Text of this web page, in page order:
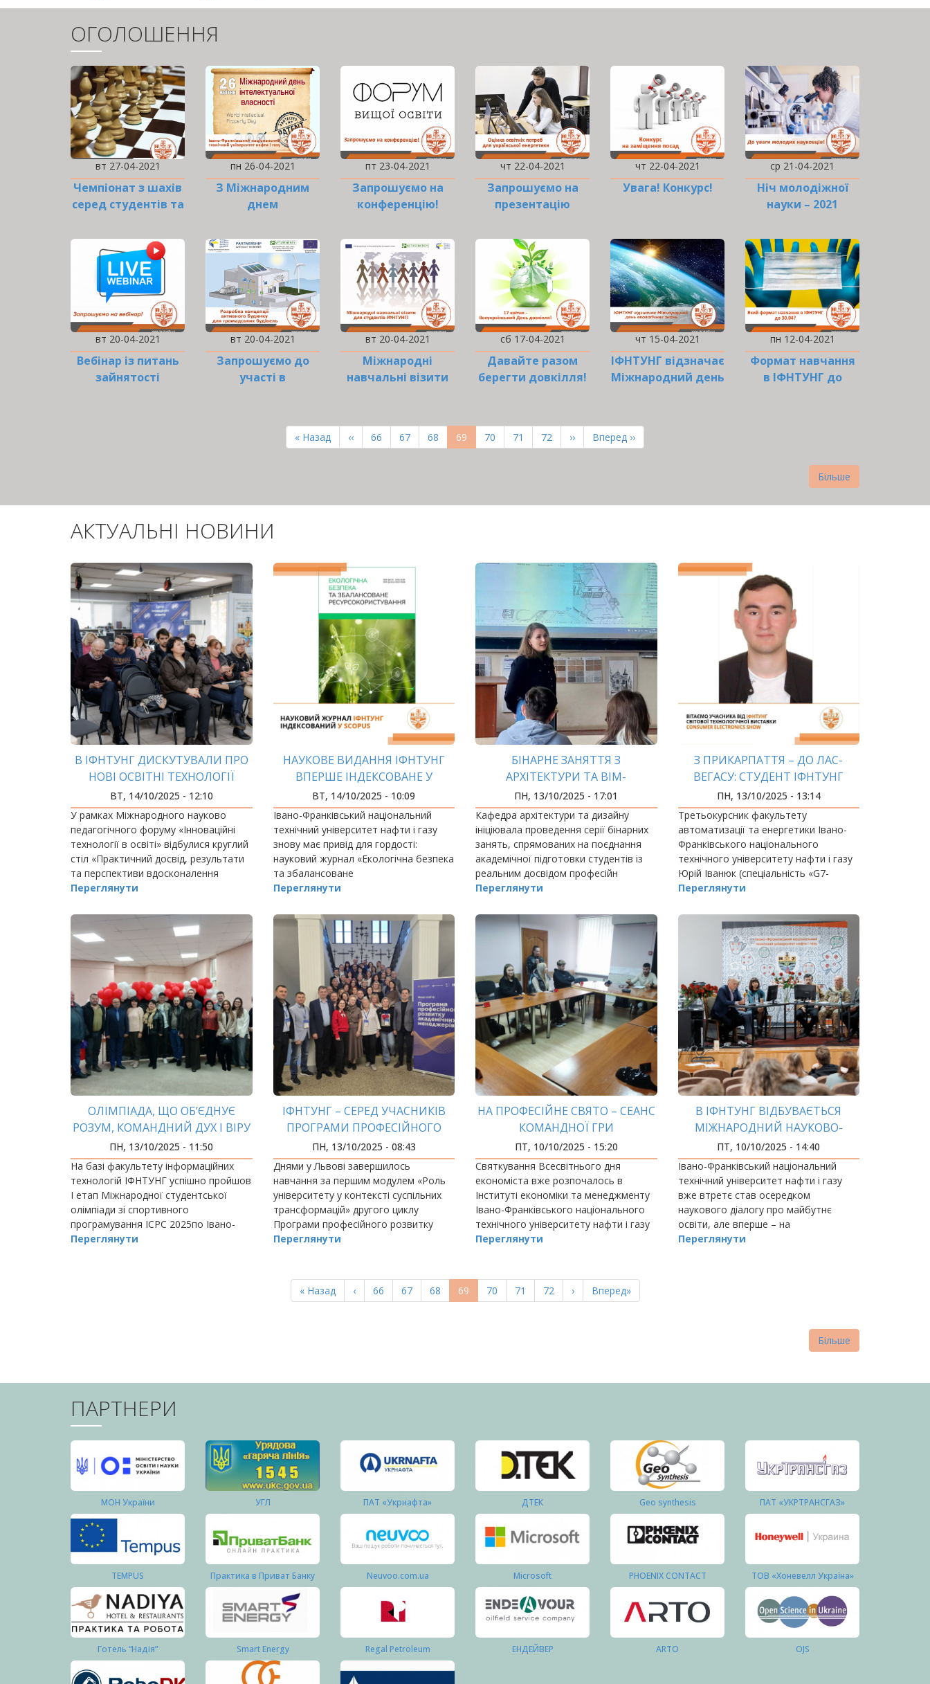
ОГОЛОШЕННЯ
вт 27-04-2021
Чемпіонат з шахів
серед студентів та
ІФНТУНГ…
пн 26-04-2021
З Міжнародним
днем
власності!
пт 23-04-2021
Запрошуємо на
конференцію!
чт 22-04-2021
Запрошуємо на
презентацію
дослідження
чт 22-04-2021
Увага! Конкурс!
ср 21-04-2021
Ніч молодіжної
науки – 2021
вт 20-04-2021
Вебінар із питань
зайнятості
вт 20-04-2021
Запрошуємо до
участі в
вт 20-04-2021
Міжнародні
навчальні візити
сб 17-04-2021
Давайте разом
берегти довкілля!
чт 15-04-2021
ІФНТУНГ відзначає
Міжнародний день
пн 12-04-2021
Формат навчання
в ІФНТУНГ до
Перша
сторінка
« Назад
Попередня
сторінка
‹‹ Page
66 Page
67 Page
68
Поточна
сторінка
69 Page
70 Page
71 Page
72
Наступна
сторінка
››
Остання
сторінка
Вперед ››
Більше
АКТУАЛЬНІ НОВИНИ
В ІФНТУНГ ДИСКУТУВАЛИ ПРО
НОВІ ОСВІТНІ ТЕХНОЛОГІЇ
ВТ, 14/10/2025 - 12:10
У рамках Міжнародного науково
педагогічного форуму «Інноваційні
технології в освіті» відбулися круглий
стіл «Практичний досвід, результати
та перспективи вдосконалення
освітнього процесу через
технологій навчання»…
Переглянути
НАУКОВЕ ВИДАННЯ ІФНТУНГ
ВПЕРШЕ ІНДЕКСОВАНЕ У
ПРЕСТИЖНІЙ БАЗІ ДАНИХ
ВТ, 14/10/2025 - 10:09
Івано-Франківський національний
технічний університет нафти і газу
знову має привід для гордості:
науковий журнал «Екологічна безпека
та збалансоване
ресурсокористування» вперше в
Scopus – одній і
Переглянути
БІНАРНЕ ЗАНЯТТЯ З
АРХІТЕКТУРИ ТА ВІМ-
ТЕХНОЛОГІЙ
ПН, 13/10/2025 - 17:01
Кафедра архітектури та дизайну
ініціювала проведення серії бінарних
занять, спрямованих на поєднання
академічної підготовки студентів із
реальним досвідом професійн
Переглянути
З ПРИКАРПАТТЯ – ДО ЛАС-
ВЕГАСУ: СТУДЕНТ ІФНТУНГ
ВИРУШАЄ НА CES 2026
ПН, 13/10/2025 - 13:14
Третьокурсник факультету
автоматизації та енергетики Івано-
Франківського національного
технічного університету нафти і газу
Юрій Іванюк (спеціальність «G7-
Автоматизація
Переглянути
ОЛІМПІАДА, ЩО ОБ’ЄДНУЄ
РОЗУМ, КОМАНДНИЙ ДУХ І ВІРУ
В МАЙБУТНЄ
ПН, 13/10/2025 - 11:50
На базі факультету інформаційних
технологій ІФНТУНГ успішно пройшов
І етап Міжнародної студентської
олімпіади зі спортивного
програмування ICPC 2025по Івано-
Франківській област
Переглянути
ІФНТУНГ – СЕРЕД УЧАСНИКІВ
ПРОГРАМИ ПРОФЕСІЙНОГО
РОЗВИТКУ АКАДЕМІЧНИХ
МЕНЕДЖЕРІВ
ПН, 13/10/2025 - 08:43
Днями у Львові завершилось
навчання за першим модулем «Роль
університету у контексті суспільних
трансформацій» другого циклу
Програми професійного розвитку
академічних менеджерів для
Переглянути
НА ПРОФЕСІЙНЕ СВЯТО – СЕАНС
КОМАНДНОЇ ГРИ
ПТ, 10/10/2025 - 15:20
Святкування Всесвітнього дня
економіста вже розпочалось в
Інституті економіки та менеджменту
Івано-Франківського національного
технічного університету нафти і газу
і, кажуть, триватиме цілий тиждень.
Переглянути
В ІФНТУНГ ВІДБУВАЄТЬСЯ
МІЖНАРОДНИЙ НАУКОВО-
ПЕДАГОГІЧНИЙ ФОРУМ
«ІННОВАЦІЙНІ ТЕХНОЛОГІЇ В
ОСВІТІ»
ПТ, 10/10/2025 - 14:40
Івано-Франківський національний
технічний університет нафти і газу
вже втретє став осередком
наукового діалогу про майбутнє
освіти, але вперше – на
міжнародному рівні.
Переглянути
Перша
сторінка
« Назад
Попередня
сторінка
‹ Page
66 Page
67 Page
68
Поточна
сторінка
69 Page
70 Page
71 Page
72
Наступна
сторінка
›
Остання
сторінка
Вперед»
Більше
ПАРТНЕРИ
МОН України УГЛ ПАТ «Укрнафта» ДТЕК Geo synthesis ПАТ «УКРТРАНСГАЗ»
TEMPUS Практика в Приват Банку Neuvoo.com.ua Microsoft PHOENIX CONTACT ТОВ «Хоневелл Україна»
Готель “Надія” Smart Energy Regal Petroleum ЕНДЕЙВЕР ARTO OJS